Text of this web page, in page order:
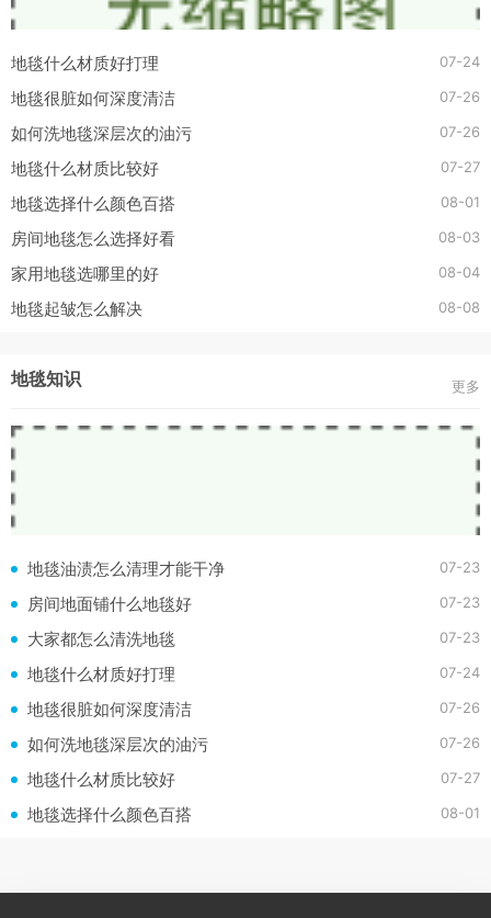
地毯什么材质好打理 07-24
地毯很脏如何深度清洁 07-26
如何洗地毯深层次的油污 07-26
地毯什么材质比较好 07-27
地毯选择什么颜色百搭 08-01
房间地毯怎么选择好看 08-03
家用地毯选哪里的好 08-04
地毯起皱怎么解决 08-08
地毯知识 更多
地毯油渍怎么清理才能干净 07-23
房间地面铺什么地毯好 07-23
大家都怎么清洗地毯 07-23
地毯什么材质好打理 07-24
地毯很脏如何深度清洁 07-26
如何洗地毯深层次的油污 07-26
地毯什么材质比较好 07-27
地毯选择什么颜色百搭 08-01